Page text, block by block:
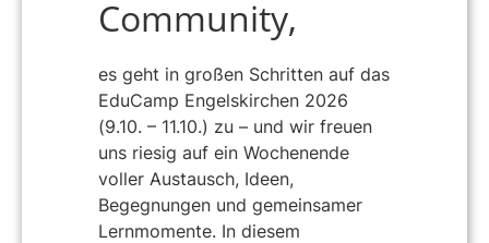
Community,
es geht in großen Schritten auf das
EduCamp Engelskirchen 2026
(9.10. – 11.10.) zu – und wir freuen
uns riesig auf ein Wochenende
voller Austausch, Ideen,
Begegnungen und gemeinsamer
Lernmomente. In diesem